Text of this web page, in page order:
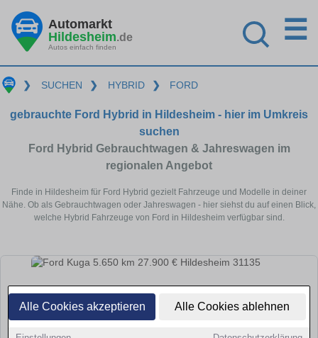
Alle Cookies akzeptieren Alle Cookies ablehnen
Automarkt
Hildesheim.de
Autos einfach finden
☰
❯ SUCHEN ❯ HYBRID ❯ FORD
gebrauchte Ford Hybrid in Hildesheim - hier im Umkreis
suchen
Ford Hybrid Gebrauchtwagen & Jahreswagen im
regionalen Angebot
Finde in Hildesheim für Ford Hybrid gezielt Fahrzeuge und Modelle in deiner
Nähe. Ob als Gebrauchtwagen oder Jahreswagen - hier siehst du auf einen Blick,
welche Hybrid Fahrzeuge von Ford in Hildesheim verfügbar sind.